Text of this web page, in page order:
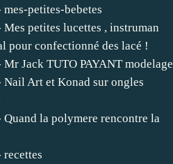
petites-bebetes
petites lucettes , instruman
pour confectionné des lacé !
Jack TUTO PAYANT modelage
Nail Art et Konad sur ongles
la polymere rencontre la